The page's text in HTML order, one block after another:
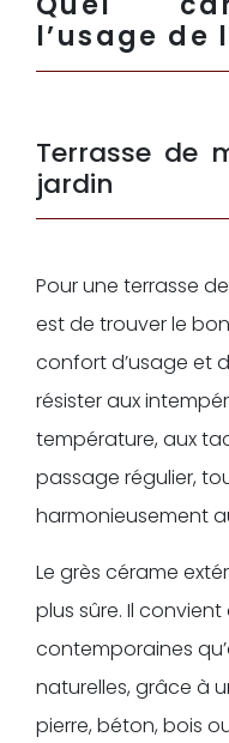
l’usage de
Terrasse de
jardin
Pour une terrasse
est de trouver le
confort d’usage et
résister aux
température, aux
passage régulier,
harmonieusement
Le grès cérame
plus sûre. Il
contemporaines
naturelles, grâce à
pierre, béton, bois